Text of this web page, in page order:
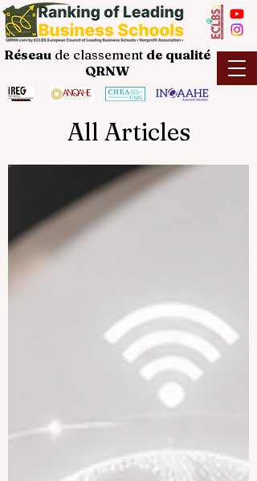
Réseau de classement de qualité
QRNW
All Articles